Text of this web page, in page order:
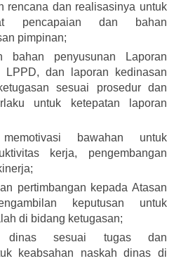
rencana dan realisasinya untuk
pencapaian dan bahan
pimpinan;
bahan penyusunan Laporan
LPPD, dan laporan kedinasan
sesuai prosedur dan
untuk ketepatan laporan
bawahan untuk
kerja, pengembangan
pertimbangan kepada Atasan
keputusan untuk
di bidang ketugasan;
dinas sesuai tugas dan
keabsahan naskah dinas di